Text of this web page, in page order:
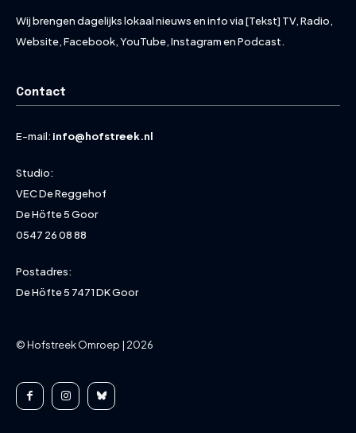
Wij brengen dagelijks lokaal nieuws en info via [Tekst] TV, Radio,
Website, Facebook, YouTube, Instagram en Podcast.
Contact
E-mail: info@hofstreek.nl
Studio:
VEC De Reggehof
De Höfte 5 Goor
0547 26 08 88
Postadres:
De Höfte 5 7471 DK Goor
© Hofstreek Omroep | 2026